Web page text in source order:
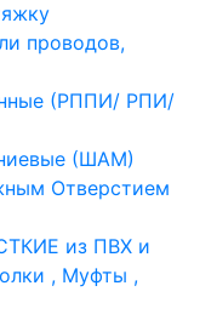
проводов,
(РППИ/ РПИ/
(ШАМ)
Отверстием
из ПВХ и
, Муфты ,